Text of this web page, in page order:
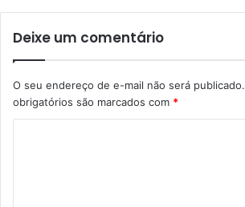
Deixe um comentário
O seu endereço de e-mail não será publicado.
obrigatórios são marcados com *